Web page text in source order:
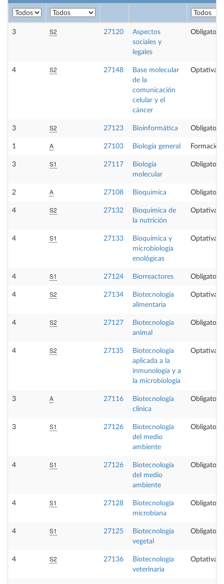
3 S2 27120
Aspectos
sociales y
legales
Obligatoria
4 S2 27148
Base molecular
de la
comunicación
celular y el
cáncer
Optativa
3 S2 27123 Bioinformática Obligatoria
1 A 27103 Biología general
3 S1 27117
Biología
molecular
Obligatoria
2 A 27108 Bioquímica Obligatoria
4 S2 27132
Bioquímica de
la nutrición
Optativa
4 S1 27133
Bioquímica y
microbiología
enológicas
Optativa
4 S1 27124 Biorreactores Obligatoria
4 S2 27134
Biotecnología
alimentaria
Optativa
4 S2 27127
Biotecnología
animal
Obligatoria
4 S2 27135
Biotecnología
aplicada a la
inmunología y a
la microbiología
Optativa
3 A 27116
Biotecnología
clínica
Obligatoria
3 S1 27126
Biotecnología
del medio
ambiente
Obligatoria
4 S1 27126
Biotecnología
del medio
ambiente
Obligatoria
4 S1 27128
Biotecnología
microbiana
Obligatoria
4 S1 27125
Biotecnología
vegetal
Obligatoria
4 S2 27136
Biotecnología
veterinaria
Optativa